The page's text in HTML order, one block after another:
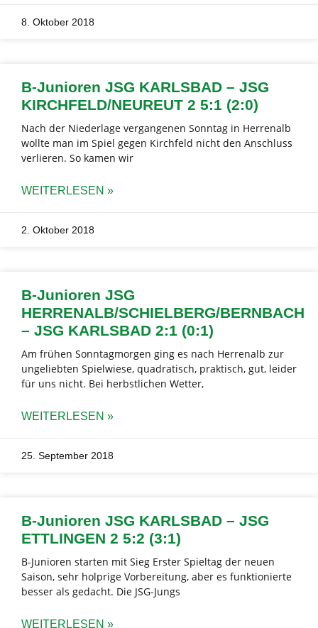
8. Oktober 2018
B-Junioren JSG KARLSBAD – JSG
KIRCHFELD/NEUREUT 2 5:1 (2:0)
Nach der Niederlage vergangenen Sonntag in Herrenalb
wollte man im Spiel gegen Kirchfeld nicht den Anschluss
verlieren. So kamen wir
WEITERLESEN »
2. Oktober 2018
B-Junioren JSG
HERRENALB/SCHIELBERG/BERNBACH
– JSG KARLSBAD 2:1 (0:1)
Am frühen Sonntagmorgen ging es nach Herrenalb zur
ungeliebten Spielwiese, quadratisch, praktisch, gut, leider
für uns nicht. Bei herbstlichen Wetter,
WEITERLESEN »
25. September 2018
B-Junioren JSG KARLSBAD – JSG
ETTLINGEN 2 5:2 (3:1)
B-Junioren starten mit Sieg Erster Spieltag der neuen
Saison, sehr holprige Vorbereitung, aber es funktionierte
besser als gedacht. Die JSG-Jungs
WEITERLESEN »